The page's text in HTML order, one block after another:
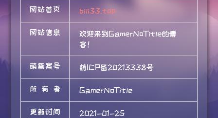
网站首页 bili33.top
网站信息
欢迎来到GamerNoTitle的博
客！
萌备案号 萌ICP备20213338号
所有者 GamerNoTitle
更新时间 2021-01-25